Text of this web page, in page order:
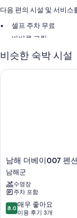
다음 편의 시설 및 서비스
셀프 주차 무료
바비큐 그릴
객실 특징
남해 메르블루 스파펜션
비슷한 숙박 시설
남
해
더
베
이
007
펜
남해 더베이007 펜션
남해군
수영장
주차 포함
10
점
8.0 매우 좋아요
이용 후기 3개
남해 더베이007 펜션